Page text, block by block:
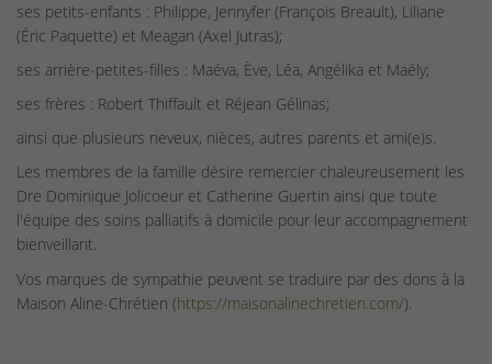
ses petits-enfants : Philippe, Jennyfer (François Breault), Liliane
(Éric Paquette) et Meagan (Axel Jutras);
ses arrière-petites-filles : Maéva, Ève, Léa, Angélika et Maély;
ses frères : Robert Thiffault et Réjean Gélinas;
ainsi que plusieurs neveux, nièces, autres parents et ami(e)s.
Les membres de la famille désire remercier chaleureusement les
Dre Dominique Jolicoeur et Catherine Guertin ainsi que toute
l'équipe des soins palliatifs à domicile pour leur accompagnement
bienveillant.
Vos marques de sympathie peuvent se traduire par des dons à la
Maison Aline-Chrétien (https://maisonalinechretien.com/).